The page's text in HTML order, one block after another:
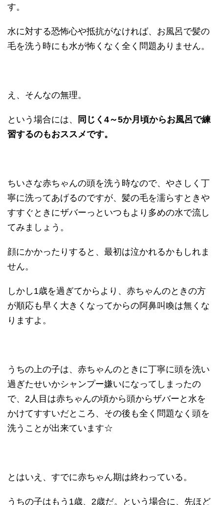
す。
水に対する恐怖心や抵抗がなければ、お風呂で髪の
毛を洗う時にも水が怖くなく全く問題ありません。
え、そんなの無理。
という場合には、
同じく4～5か月頃からお風呂で練
習するのもおススメです。
ちいさな赤ちゃんの頭を洗う時なので、やさしく丁
寧に洗ってあげるのですが、髪の毛を濡らすときや
すすぐときにザバーっといつもより多めの水で流し
てみましょう。
顔にかかったりすると、最初は泣かれるかもしれま
せん。
しかし1歳を過ぎてからより、赤ちゃんのときの方
が順応も早く大きくなってからの阿鼻叫喚は無くな
りますよ。
うちの上の子は、赤ちゃんのときに丁寧に頭を洗い
過ぎたせいかシャンプー嫌いになってしまったの
で、2人目は赤ちゃんの頃から頭からザバーと水を
かけてすすいだところ、その後も全く問題なく頭を
洗うことが出来ています☆
とはいえ、すでに赤ちゃん期は終わっている。
うちの子はもう1歳、2歳だ。という場合に、先ほど